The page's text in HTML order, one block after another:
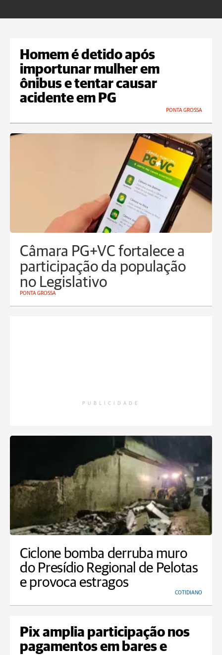
Homem é detido após
importunar mulher em
ônibus e tentar causar
acidente em PG
PONTA GROSSA
Câmara PG+VC fortalece a
participação da população
no Legislativo
PONTA GROSSA
PUBLICIDADE
Ciclone bomba derruba muro
do Presídio Regional de Pelotas
e provoca estragos
COTIDIANO
Pix amplia participação nos
pagamentos em bares e